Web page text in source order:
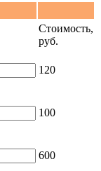
Стоимость,
руб.
120
100
600